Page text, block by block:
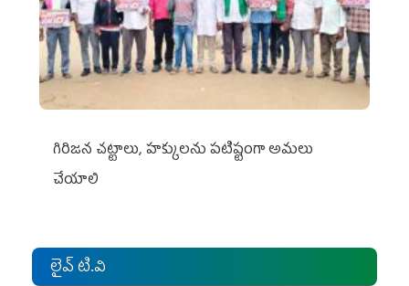
గిరిజన చట్టాలు, హక్కులను పటిష్టంగా అమలు
చేయాలి
లైవ్ టి.వి